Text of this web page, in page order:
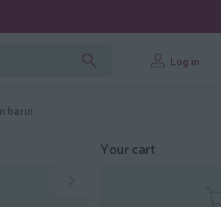
Log in
barui
Your cart